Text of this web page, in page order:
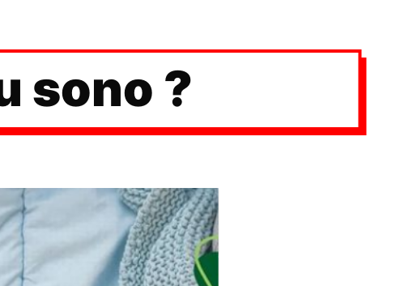
sono ?